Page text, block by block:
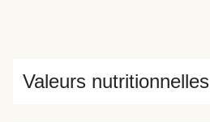
Valeurs nutritionnelles